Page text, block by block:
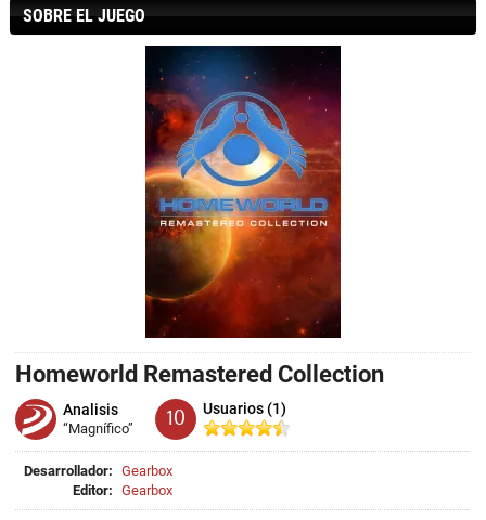
SOBRE EL JUEGO
Homeworld Remastered Collection
Analisis
“Magnífico” 10 Usuarios (1)
Desarrollador: Gearbox
Editor: Gearbox